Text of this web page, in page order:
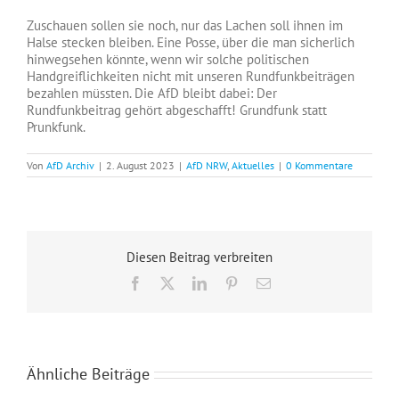
Zuschauen sollen sie noch, nur das Lachen soll ihnen im
Halse stecken bleiben. Eine Posse, über die man sicherlich
hinwegsehen könnte, wenn wir solche politischen
Handgreiflichkeiten nicht mit unseren Rundfunkbeiträgen
bezahlen müssten. Die AfD bleibt dabei: Der
Rundfunkbeitrag gehört abgeschafft! Grundfunk statt
Prunkfunk.
Von AfD Archiv | 2. August 2023 | AfD NRW, Aktuelles | 0 Kommentare
Diesen Beitrag verbreiten
Facebook LinkedInPinterest
E-
Ähnliche Beiträge